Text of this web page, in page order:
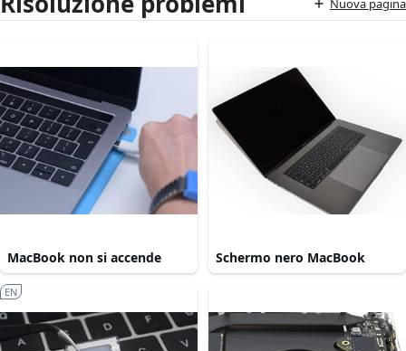
Nuova pagina
MacBook non si accende Schermo nero MacBook
EN